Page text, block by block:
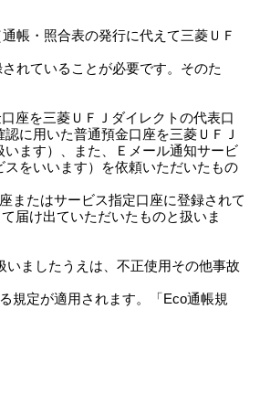
帳・照合表の発行に代えて三菱ＵＦ
れていることが必要です。そのた
座を三菱ＵＦＪダイレクトの代表口
に用いた普通預金口座を三菱ＵＦＪ
ます）、また、Ｅメール通知サービ
をいいます）を依頼いただいたもの
またはサービス指定口座に登録されて
届け出ていただいたものと扱いま
ましたうえは、不正使用その他事故
規定が適用されます。「Eco通帳規